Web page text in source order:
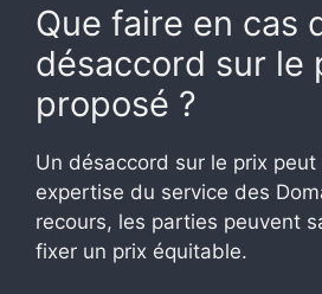
Que faire en cas
désaccord sur le
proposé ?
Un désaccord sur le prix
expertise du service des
recours, les parties peuvent
fixer un prix équitable.